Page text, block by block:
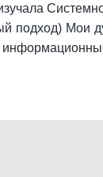
подход) Мои